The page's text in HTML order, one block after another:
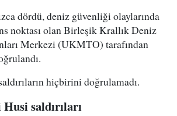
dördü, deniz güvenliği olaylarında
noktası olan Birleşik Krallık Deniz
Merkezi (UKMTO) tarafından
hiçbirini doğrulamadı.
saldırıları